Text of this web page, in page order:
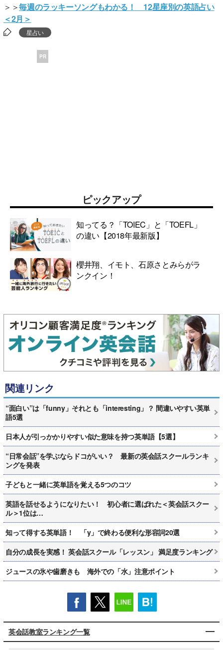
＞＞毎週のラッキーソングもわかる！ 12星座別の英語占い
＜2月＞
星占い
PR
ピックアップ
知ってる？「TOIEC」と「TOEFL」
の違い【2018年最新版】
櫻井翔、イモト、石原さとみらがラ
ンクイン！
関連リンク
“面白い”は「funny」それとも「interesting」？ 間違いやすい英単
語5選
日本人が引っかかりやすい似た意味を持つ英単語【5選】
“日常会話”を学ぶならドコがいい？ 最新の英会話スクールランキ
ングを発表
子どもと一緒に英単語を覚える5つのコツ
英語を話せるようになりたい！ 初心者に選ばれた＜英会話スクー
ル＞1位は…
知って得する英単語！ 「y」で終わる便利な形容詞20選
自分の成長を実感！ 英会話スクール「レッスン」 満足度ランキング
ジュースの氷や歯磨きも 海外での「水」注意ポイント
英会話教室ランキング一覧